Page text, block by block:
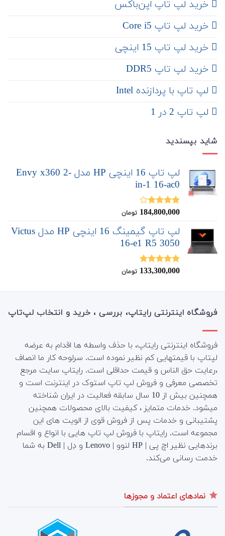
‌ خرید لپ تاپ اپن‌باکس
خرید لپ تاپ Core i5
‌‌ خرید لپ تاپ 15 اینچی
خرید لپ تاپ DDR5
لپ تاپ با پردازنده Intel
لپ تاپ 2 در 1
شاید بپسندید
لپ تاپ 16 اینچی HP مدل Envy x360 2-
in-1 16-ac0
نمره
184,800,000 تومان
لپ تاپ گیمینگ 16 اینچی HP مدل Victus
16-e1 R5 3050
نمره5.00
133,300,000 تومان
فروشگاه اینترنتی رایتاپ، بررسی ، خرید و انتخاب لپ‌تاپ
فروشگاه اینترنتی رایتاپ، با حذف واسطه ها اقدام به عرضه
لپتاپ با قیمتهایی کم نظیر نموده است. سرلوحه کار ما انصاف
،رعایت حق الناس و قیمت حداقلی است. رایتاپ سایت مرجع
تخصصی معرفی و فروش لپ تاپ استوک در اینترنت است و
همچنین بیش از 10 سال سابقه فعالیت در ایران شناخته
میشود. خدمات متمایز ، کیفیت بالای محصولات همچنین
پشتیبانی و خدمات پس از فروش قوی از الویت های این
مجموعه است. رایتاپ با فروش لپ تاپ هایی با انواع و اقسام
برندهایی نظیر اچ پی | HP لنوو | Lenovo و دِل | Dell به شما
خدمت رسانی می‌کند.
نمادهای اعتماد و مجوزها